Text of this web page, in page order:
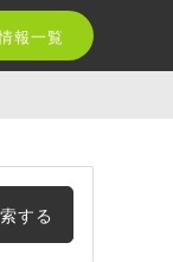
報一覧
する